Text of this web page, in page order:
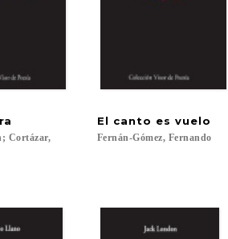
Cortázar,
El canto es vuelo
Fernán-Gómez, Fernando